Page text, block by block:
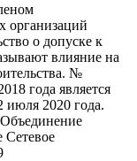
организаций
о допуске к
влияние на
№
года является
2020 года.
Сетевое